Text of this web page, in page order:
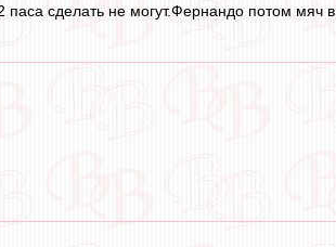
сделать не могут.Фернандо потом мяч